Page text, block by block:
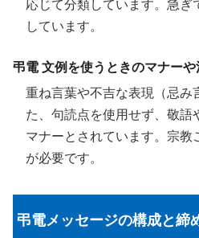
応じて分類しています。急ぎ
しています。
弔電 文例を使うときのマナー
重ね言葉や不吉な表現（忌み
た、句読点を使用せず、敬語
マナーとされています。宗教
が必要です。
弔電メッセージの構成と締